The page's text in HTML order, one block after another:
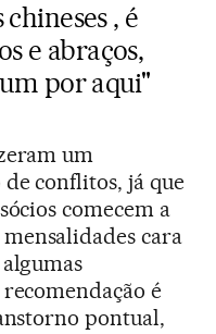
, é
e abraços,
por aqui"
um
conflitos, já que
comecem a
cara
é
pontual,